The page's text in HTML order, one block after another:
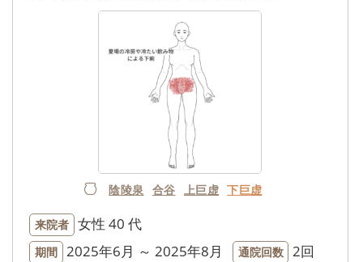
陰陵泉 合谷 上巨虚 下巨虚
来院者 女性 40 代
期間 2025年6月 ～ 2025年8月 通院回数 2回